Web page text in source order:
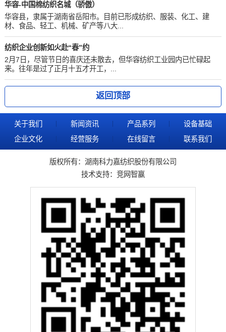
华容-中国棉纺织名城（骄傲）
华容县，隶属于湖南省岳阳市。目前已形成纺织、服装、化工、建
材、食品、轻工、机械、矿产等八大...
纺织企业创新如火赴“春”约
2月7日，尽管节日的喜庆还未散去，但华容纺织工业园内已忙碌起
来。往年是过了正月十五才开工，...
返回顶部
关于我们 新闻资讯 产品系列
设备基础
企业文化
经营服务 在线留言 联系我们
版权所有：湖南科力嘉纺织股份有限公司
技术支持： 竞网智赢